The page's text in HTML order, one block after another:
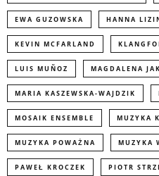
EWA GUZOWSKA HANNA
KEVIN MCFARLAND
LUIS MUÑOZ MAGDALENA
MARIA KASZEWSKA-WAJDZIK
MOSAIK ENSEMBLE MUZYKA
MUZYKA POWAŻNA MUZYKA
PAWEŁ KROCZEK PIOTR